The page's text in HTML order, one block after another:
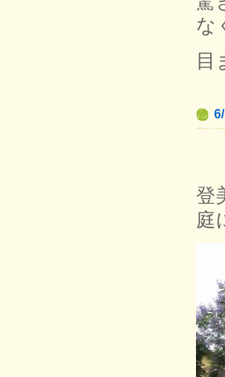
な
目
登
庭